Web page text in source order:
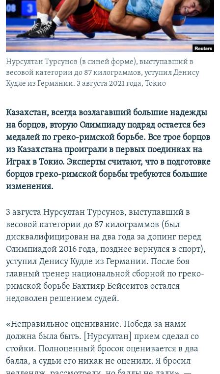
Нурсултан Турсунов (в синей форме), выступавший в
весовой категории до 87 килограммов, уступил Денису
Кудле из Германии. 3 августа 2021 года, Токио
Казахстан, всегда возлагавший большие надежды
на борцов, вторую Олимпиаду подряд остается без
медалей по греко-римской борьбе. Все трое борцов
из Казахстана проиграли в первых поединках на
Играх в Токио. Эксперты считают, что в подготовке
борцов греко-римской борьбы требуются большие
изменения.
3 августа Нурсултан Турсунов, выступавший в
весовой категории до 87 килограммов (был
дисквалифицирован на два года за допинг перед
Олимпиадой 2016 года, позднее вернулся в спорт),
уступил Денису Кудле из Германии. После боя
главный тренер национальной сборной по греко-
римской борьбе Бахтияр Бейсеитов остался
недоволен решением судей.
«Неправильное оценивание. Победа за нами
должна была быть. [Нурсултан] прием сделал со
стойки. Полноценный бросок оценивается в два
балла, а судьи его никак не оценили. Я бросил